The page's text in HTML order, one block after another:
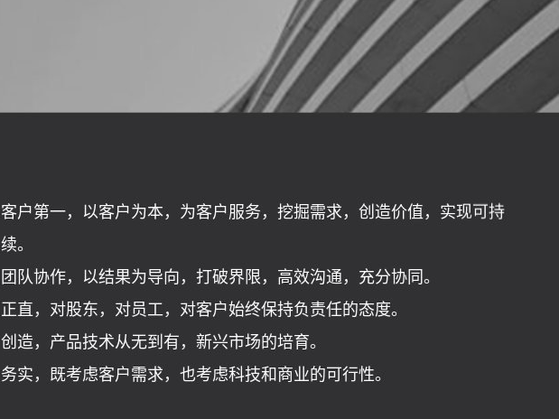
客户第一，以客户为本，为客户服务，挖掘需求，创造价值，实现可持
续。
团队协作，以结果为导向，打破界限，高效沟通，充分协同。
正直，对股东，对员工，对客户始终保持负责任的态度。
创造，产品技术从无到有，新兴市场的培育。
务实，既考虑客户需求，也考虑科技和商业的可行性。